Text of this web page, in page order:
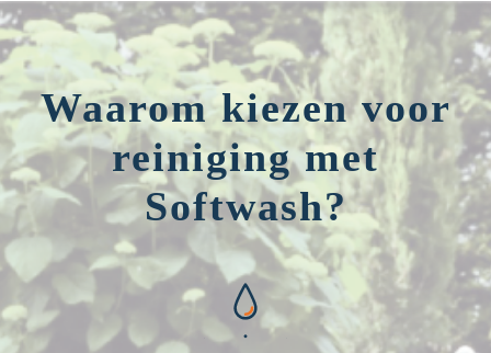
Waarom kiezen voor
reiniging met
Softwash?